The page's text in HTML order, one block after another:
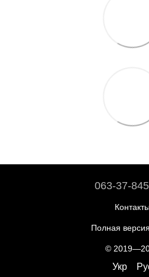
063-37-
Полная
©
Укр